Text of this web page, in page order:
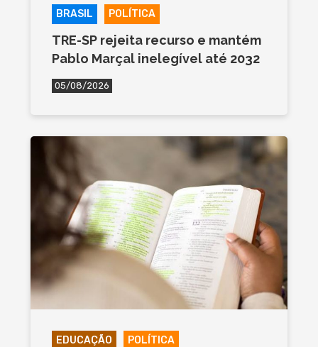
BRASIL POLÍTICA
TRE-SP rejeita recurso e mantém
Pablo Marçal inelegível até 2032
05/08/2026
EDUCAÇÃO POLÍTICA